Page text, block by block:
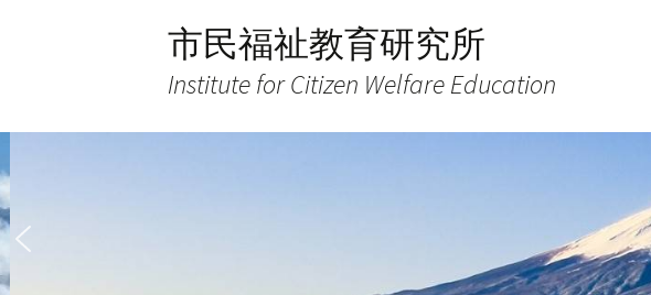
ス
キ
ッ
市民福祉教育研究所
Institute for Citizen Welfare Education